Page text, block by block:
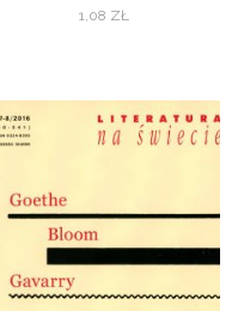
1,08 ZŁ